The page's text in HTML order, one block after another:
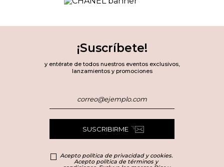
¡Suscríbete!
y entérate de todos nuestros eventos exclusivos,
lanzamientos y promociones
SUSCRIBIRME
Acepto política de privacidad y cookies.
Acepto política de términos y